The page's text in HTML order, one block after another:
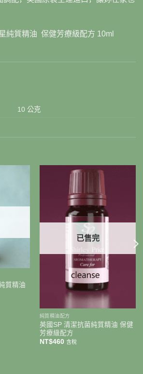
質精油 保健芳療級配方 10ml
10 公克
質精油
已售完
純質精油配方
英國SP 清潔抗菌純質精油 保健
芳療級配方
NT$460 含稅